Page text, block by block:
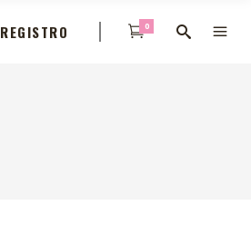
REGISTRO 0